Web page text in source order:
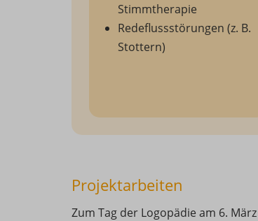
Stimmtherapie
Redeflussstörungen (z. B.
Stottern)
Projektarbeiten
Zum Tag der Logopädie am 6.